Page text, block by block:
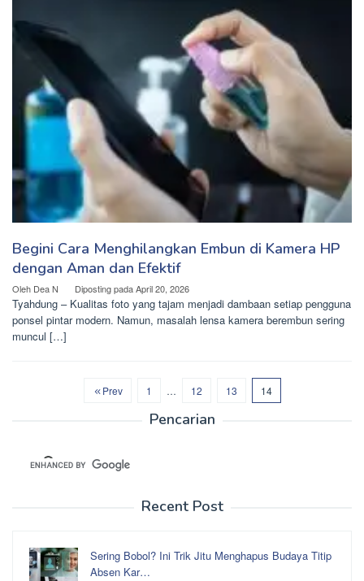
Begini Cara Menghilangkan Embun di Kamera HP
dengan Aman dan Efektif
Oleh Dea N Diposting padaApril 20, 2026
Tyahdung – Kualitas foto yang tajam menjadi dambaan setiap pengguna
ponsel pintar modern. Namun, masalah lensa kamera berembun sering
muncul […]
Prev 1 … 12 13 14
Pencarian
Recent Post
Sering Bobol? Ini Trik Jitu Menghapus Budaya Titip
Absen Kar…